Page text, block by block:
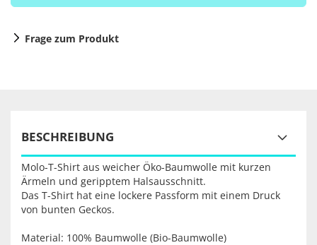
Frage zum Produkt
BESCHREIBUNG
Molo-T-Shirt aus weicher Öko-Baumwolle mit kurzen
Ärmeln und geripptem Halsausschnitt.
Das T-Shirt hat eine lockere Passform mit einem Druck
von bunten Geckos.
Material: 100% Baumwolle (Bio-Baumwolle)